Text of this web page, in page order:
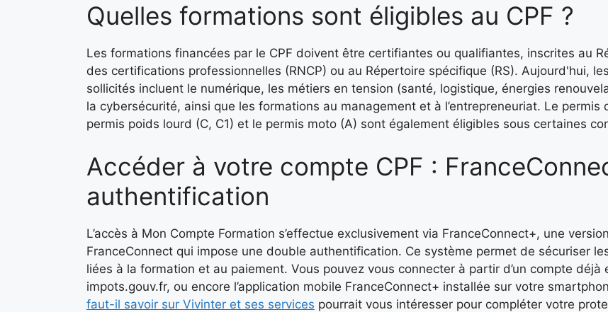
Quelles formations sont éligibles au CPF ?
Les formations financées par le CPF doivent être certifiantes ou qualifiantes, inscrites au
des certifications professionnelles (RNCP) ou au Répertoire spécifique (RS). Aujourd'hui,
sollicités incluent le numérique, les métiers en tension (santé, logistique, énergies
la cybersécurité, ainsi que les formations au management et à l’entrepreneuriat. Le permis
permis poids lourd (C, C1) et le permis moto (A) sont également éligibles sous certaines
Accéder à votre compte CPF :
authentification
L’accès à Mon Compte Formation s’effectue exclusivement via FranceConnect+, une
FranceConnect qui impose une double authentification. Ce système permet de sécuriser
liées à la formation et au paiement. Vous pouvez vous connecter à partir d’un compte déjà
impots.gouv.fr, ou encore l’application mobile FranceConnect+ installée sur votre
faut-il savoir sur Vivinter et ses services pourrait vous intéresser pour compléter votre